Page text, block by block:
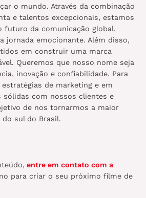
o mundo. Através da combinação
e talentos excepcionais, estamos
futuro da comunicação global.
jornada emocionante. Além disso,
em construir uma marca
Queremos que nosso nome seja
inovação e confiabilidade. Para
de marketing e em
sólidas com nossos clientes e
de nos tornarmos a maior
sul do Brasil.
entre em contato com a
para criar o seu próximo filme de